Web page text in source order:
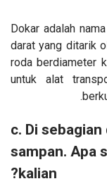
Dokar adalah
darat yang ditarik
roda berdiameter
untuk alat
c. Di
sampan. Apa
kalian?